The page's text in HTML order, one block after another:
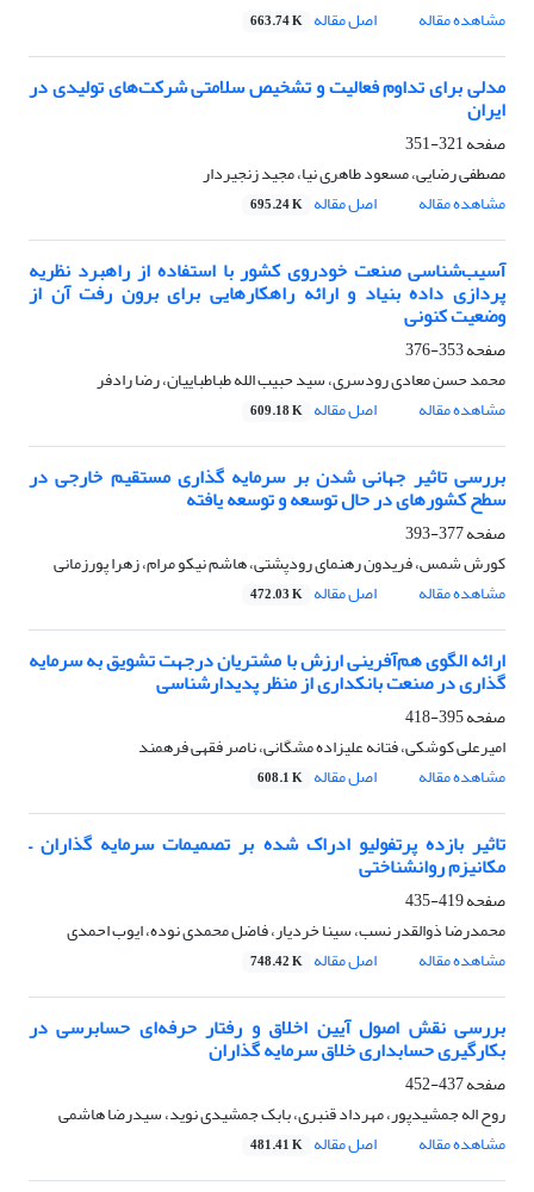
مشاهده مقاله
اصل مقاله 663.74 K
مدلی برای تداوم فعالیت و تشخیص سلامتی شرکت‌های تولیدی در
ایران
صفحه321-351
مصطفی رضایی، مسعود طاهری نیا، مجید زنجیردار
مشاهده مقاله
اصل مقاله 695.24 K
آسیب‌شناسی صنعت خودروی کشور با استفاده از راهبرد نظریه
پردازی داده بنیاد و ارائه راهکارهایی برای برون رفت آن از
وضعیت کنونی
صفحه353-376
محمد حسن معادی رودسری، سید حبیب الله طباطباییان، رضا رادفر
مشاهده مقاله
اصل مقاله 609.18 K
بررسی تاثیر جهانی شدن بر سرمایه گذاری مستقیم خارجی در
سطح کشورهای در حال توسعه و توسعه یافته
صفحه377-393
کورش شمس، فریدون رهنمای رودپشتی، هاشم نیکو مرام، زهرا پورزمانی
مشاهده مقاله
اصل مقاله 472.03 K
ارائه الگوی هم‌آفرینی ارزش با مشتریان درجهت تشویق به سرمایه
گذاری در صنعت بانکداری از منظر پدیدارشناسی
صفحه395-418
امیرعلی کوشکی، فتانه علیزاده مشگانی، ناصر فقهی فرهمند
مشاهده مقاله
اصل مقاله 608.1 K
تاثیر بازده پرتفولیو ادراک شده بر تصمیمات سرمایه گذاران –
مکانیزم روانشناختی
صفحه419-435
محمدرضا ذوالقدر نسب، سینا خردیار، فاضل محمدی نوده، ایوب احمدی
مشاهده مقاله
اصل مقاله 748.42 K
بررسی نقش اصول آیین اخلاق و رفتار حرفه‌ای حسابرسی در
بکارگیری حسابداری خلاق سرمایه گذاران
صفحه437-452
روح اله جمشیدپور، مهرداد قنبری، بابک جمشیدی نوید، سیدرضا هاشمی
مشاهده مقاله
اصل مقاله 481.41 K